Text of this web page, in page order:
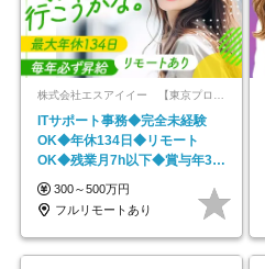
ITサポート事務◆完全未経験
OK◆年休134日◆リモート
OK◆残業月7h以下◆賞与年3回
◆5年目まで必ず昇給
300～500万円
フルリモートあり